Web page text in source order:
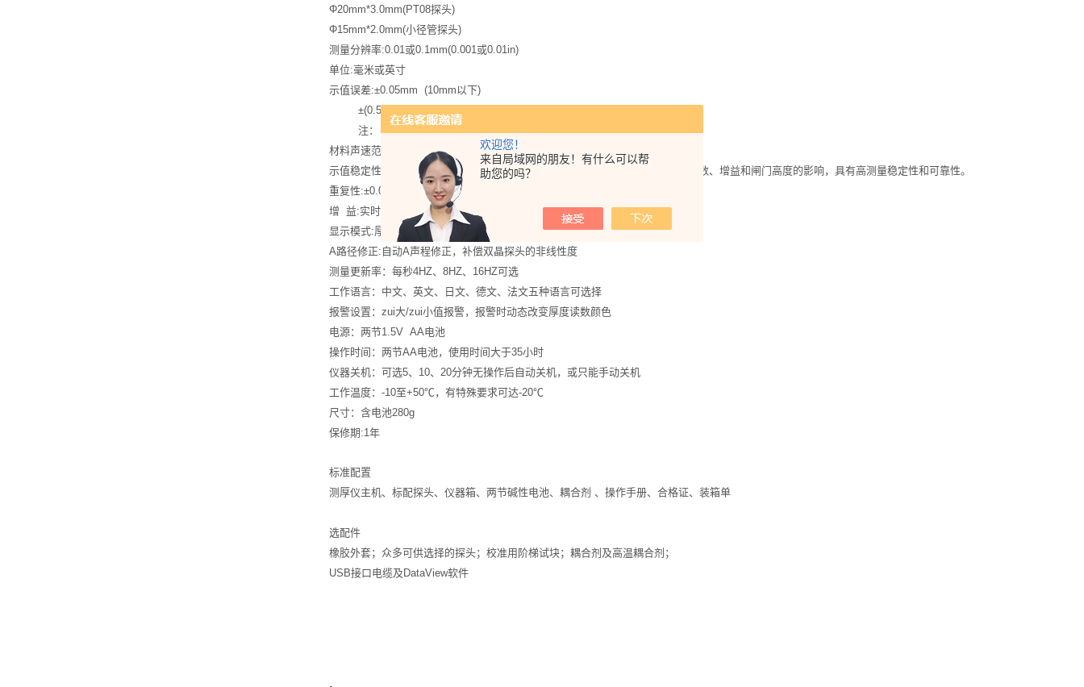
欢迎您！
来自局域网的朋友！有什么可以帮
助您的吗？
Φ20mm*3.0mm(PT08探头)
Φ15mm*2.0mm(小径管探头)
测量分辨率:0.01或0.1mm(0.001或0.01in)
单位:毫米或英寸
示值误差:±0.05mm (10mm以下)
±(0.5% H+0.01 ) (10mm以上)
注： H为被测物厚度
材料声速范围：500-9999m/s，0.0179-0.3937in/us：
示值稳定性:采用突破性的过零测量技术，厚度测量值不受回波强度材料衰减系 数、增益和闸门高度的影响，具有高测量稳定性和可靠性。
重复性:±0.05mm
增 益:实时可调
显示模式:厚度值模式，zui小/zui大值捕获模式，差值/缩减率模式
A路径修正:自动A声程修正，补偿双晶探头的非线性度
测量更新率：每秒4HZ、8HZ、16HZ可选
工作语言：中文、英文、日文、德文、法文五种语言可选择
报警设置：zui大/zui小值报警，报警时动态改变厚度读数颜色
电源：两节1.5V AA电池
操作时间：两节AA电池，使用时间大于35小时
仪器关机：可选5、10、20分钟无操作后自动关机，或只能手动关机
工作温度：-10至+50℃，有特殊要求可达-20℃
尺寸：含电池280g
保修期:1年
标准配置
测厚仪主机、标配探头、仪器箱、两节碱性电池、耦合剂 、操作手册、合格证、装箱单
选配件
橡胶外套；众多可供选择的探头；校准用阶梯试块；耦合剂及高温耦合剂；
USB接口电缆及DataView软件